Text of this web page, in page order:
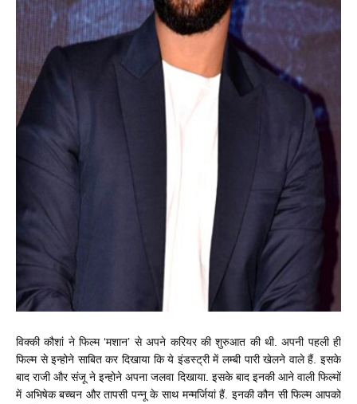
विक्की कौशां ने फिल्म ‘मशान’ से अपने करियर की शुरुआत की थी. अपनी पहली ही
फिल्म से इन्होने साबित कर दिखाया कि ये इंडस्ट्री में लम्बी पारी खेलने वाले हैं. इसके
बाद राजी और संजू ने इन्होने अपना जलवा दिखाया. इसके बाद इनकी आने वाली फिल्मों
में अभिषेक बच्चन और तापसी पन्नू के साथ मन्मर्जियां हैं. इनकी कौन सी फिल्म आपको